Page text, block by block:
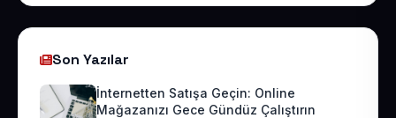
Son Yazılar
İnternetten Satışa Geçin: Online
Mağazanızı Gece Gündüz Çalıştırın